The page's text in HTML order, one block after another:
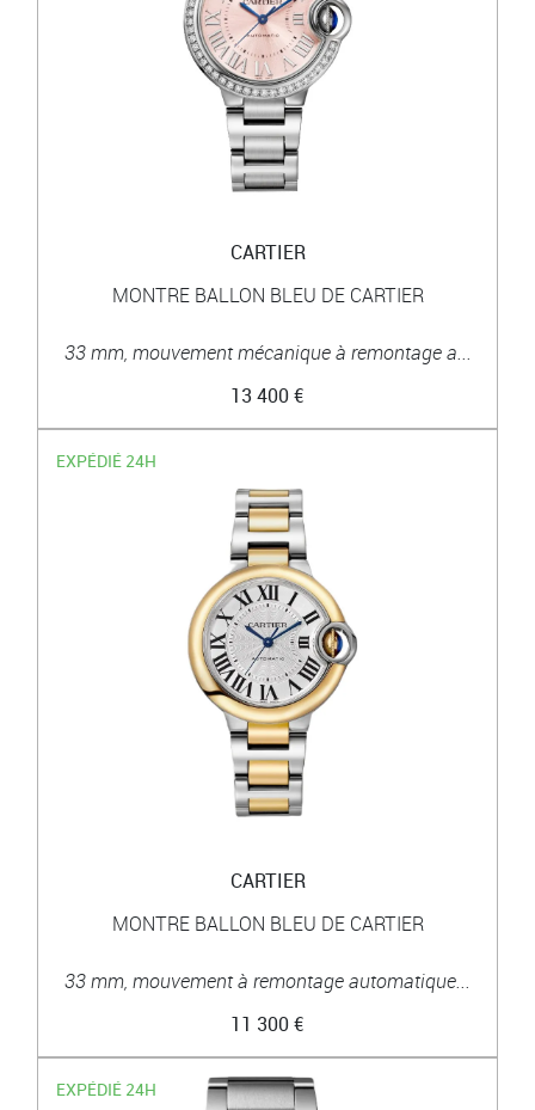
CARTIER
MONTRE BALLON BLEU DE CARTIER
33 mm, mouvement mécanique à remontage a...
13 400 €
EXPÉDIÉ 24H
CARTIER
MONTRE BALLON BLEU DE CARTIER
33 mm, mouvement à remontage automatique...
11 300 €
EXPÉDIÉ 24H